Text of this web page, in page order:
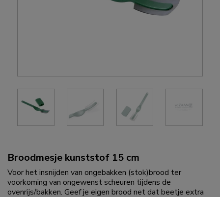
Broodmesje kunststof 15 cm
Voor het insnijden van ongebakken (stok)brood ter
voorkoming van ongewenst scheuren tijdens de
ovenrijs/bakken. Geef je eigen brood net dat beetje extra